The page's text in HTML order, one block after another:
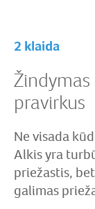
2 klaida
pravirkus
Ne visada
Alkis yra
priežastis,
galimas